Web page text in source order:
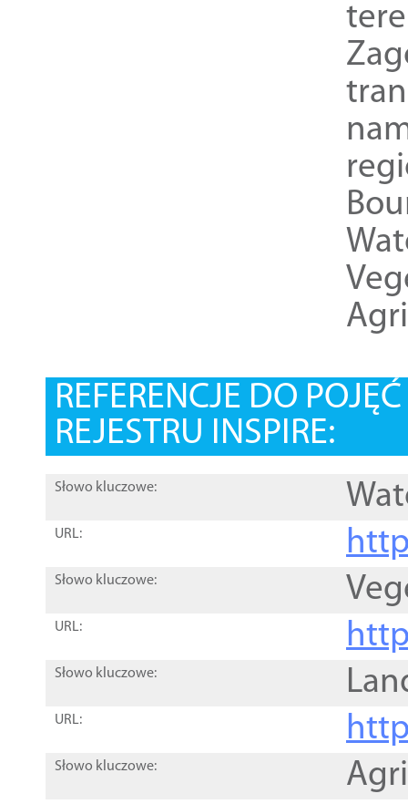
REFERENCJE DO
REJESTRU INSPIRE:
Słowo kluczowe:
URL:
Słowo kluczowe:
URL:
Słowo kluczowe:
URL:
Słowo kluczowe: